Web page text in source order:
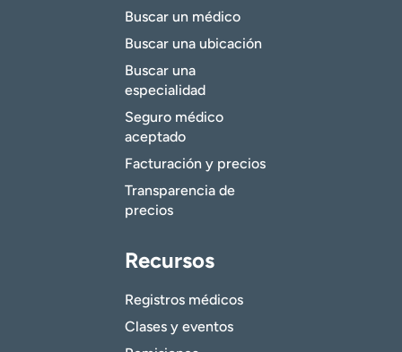
Buscar un médico
Buscar una ubicación
Buscar una
especialidad
Seguro médico
aceptado
Facturación y precios
Transparencia de
precios
Recursos
Registros médicos
Clases y eventos